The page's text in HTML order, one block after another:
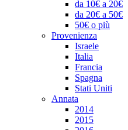
da 10€ a 20€
da 20€ a 50€
50€ o più
Provenienza
Israele
Italia
Francia
Spagna
Stati Uniti
Annata
2014
2015